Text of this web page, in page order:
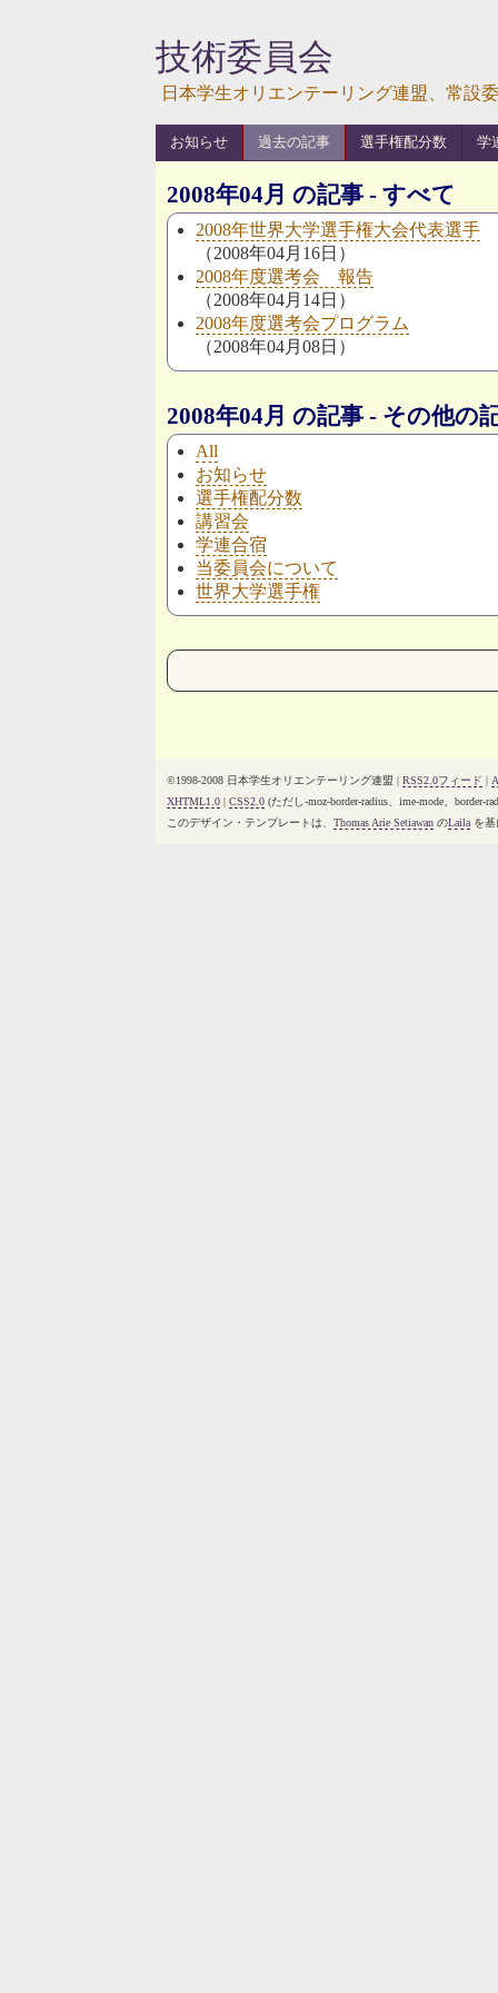
技術委員会
日本学生オリエンテーリング連盟、常設
お知らせ 過去の記事 選手権配分数 学
2008年04月 の記事 - すべて
2008年世界大学選手権大会代表選手
（2008年04月16日）
2008年度選考会 報告
（2008年04月14日）
2008年度選考会プログラム
（2008年04月08日）
2008年04月 の記事 - その他の
All
お知らせ
選手権配分数
講習会
学連合宿
当委員会について
世界大学選手権
©1998-2008 日本学生オリエンテーリング連盟 | RSS2.0フィード |
XHTML1.0 | CSS2.0 (ただし-moz-border-radius、ime-mode、
このデザイン・テンプレートは、 Thomas Arie Setiawan のLaila を